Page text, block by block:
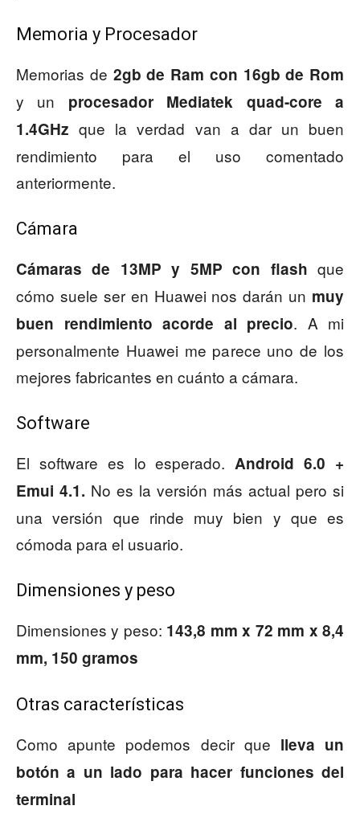
Memoria y Procesador
Memorias de 2gb de Ram con 16gb de Rom
y un procesador Mediatek quad-core a
1.4GHz que la verdad van a dar un buen
rendimiento para el uso comentado
anteriormente.
Cámara
Cámaras de 13MP y 5MP con flash que
cómo suele ser en Huawei nos darán un muy
buen rendimiento acorde al precio. A mi
personalmente Huawei me parece uno de los
mejores fabricantes en cuánto a cámara.
Software
El software es lo esperado. Android 6.0 +
Emui 4.1. No es la versión más actual pero si
una versión que rinde muy bien y que es
cómoda para el usuario.
Dimensiones y peso
Dimensiones y peso: 143,8 mm x 72 mm x 8,4
mm, 150 gramos
Otras características
Como apunte podemos decir que lleva un
botón a un lado para hacer funciones del
terminal